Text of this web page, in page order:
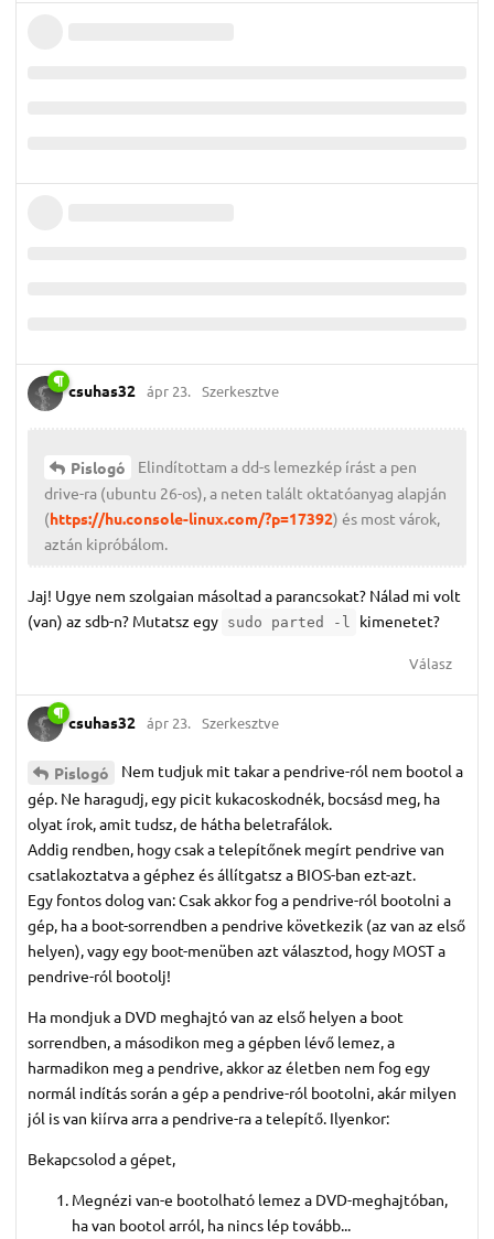
csuhas32 ápr 23. Szerkesztve
Pislogó
Elindítottam a dd-s lemezkép írást a pen
drive-ra (ubuntu 26-os), a neten talált oktatóanyag alapján
(https://hu.console-linux.com/?p=17392) és most várok,
aztán kipróbálom.
Jaj! Ugye nem szolgaian másoltad a parancsokat? Nálad mi volt
(van) az sdb-n? Mutatsz egy sudo parted -l kimenetet?
Válasz
csuhas32 ápr 23. Szerkesztve
Pislogó
Nem tudjuk mit takar a pendrive-ról nem bootol a
gép. Ne haragudj, egy picit kukacoskodnék, bocsásd meg, ha
olyat írok, amit tudsz, de hátha beletrafálok.
Addig rendben, hogy csak a telepítőnek megírt pendrive van
csatlakoztatva a géphez és állítgatsz a BIOS-ban ezt-azt.
Egy fontos dolog van: Csak akkor fog a pendrive-ról bootolni a
gép, ha a boot-sorrendben a pendrive következik (az van az első
helyen), vagy egy boot-menüben azt választod, hogy MOST a
pendrive-ról bootolj!
Ha mondjuk a DVD meghajtó van az első helyen a boot
sorrendben, a másodikon meg a gépben lévő lemez, a
harmadikon meg a pendrive, akkor az életben nem fog egy
normál indítás során a gép a pendrive-ról bootolni, akár milyen
jól is van kiírva arra a pendrive-ra a telepítő. Ilyenkor:
Bekapcsolod a gépet,
Megnézi van-e bootolható lemez a DVD-meghajtóban,
ha van bootol arról, ha nincs lép tovább...